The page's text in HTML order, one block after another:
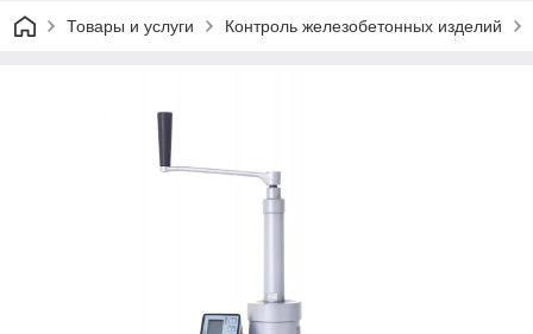
Товары и услуги Контроль железобетонных изделий